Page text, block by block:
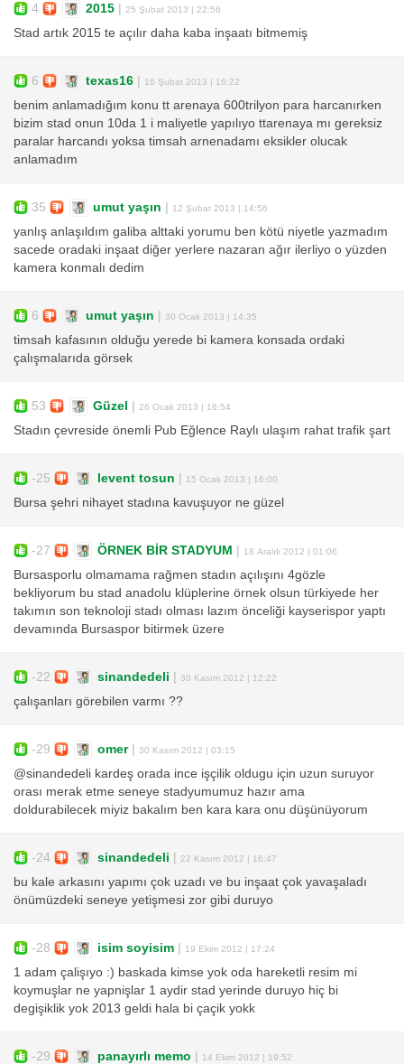
4 2015 | 25 Şubat 2013 | 22:56
Stad artık 2015 te açılır daha kaba inşaatı bitmemiş
6 texas16 | 16 Şubat 2013 | 16:22
benim anlamadığım konu tt arenaya 600trilyon para harcanırken
bizim stad onun 10da 1 i maliyetle yapılıyo ttarenaya mı gereksiz
paralar harcandı yoksa timsah arnenadamı eksikler olucak
anlamadım
35 umut yaşın | 12 Şubat 2013 | 14:56
yanlış anlaşıldım galiba alttaki yorumu ben kötü niyetle yazmadım
sacede oradaki inşaat diğer yerlere nazaran ağır ilerliyo o yüzden
kamera konmalı dedim
6 umut yaşın | 30 Ocak 2013 | 14:35
timsah kafasının olduğu yerede bi kamera konsada ordaki
çalışmalarıda görsek
53 Güzel | 26 Ocak 2013 | 16:54
Stadın çevreside önemli Pub Eğlence Raylı ulaşım rahat trafik şart
-25 levent tosun | 15 Ocak 2013 | 16:00
Bursa şehri nihayet stadına kavuşuyor ne güzel
-27 ÖRNEK BİR STADYUM | 18 Aralık 2012 | 01:06
Bursasporlu olmamama rağmen stadın açılışını 4gözle
bekliyorum bu stad anadolu klüplerine örnek olsun türkiyede her
takımın son teknoloji stadı olması lazım önceliği kayserispor yaptı
devamında Bursaspor bitirmek üzere
-22 sinandedeli | 30 Kasım 2012 | 12:22
çalışanları görebilen varmı ??
-29 omer| 30 Kasım 2012 | 03:15
@sinandedeli kardeş orada ince işçilik oldugu için uzun suruyor
orası merak etme seneye stadyumumuz hazır ama
doldurabilecek miyiz bakalım ben kara kara onu düşünüyorum
-24 sinandedeli | 22 Kasım 2012 | 16:47
bu kale arkasını yapımı çok uzadı ve bu inşaat çok yavaşaladı
önümüzdeki seneye yetişmesi zor gibi duruyo
-28 isim soyisim | 19 Ekim 2012 | 17:24
1 adam çalişıyo :) baskada kimse yok oda hareketli resim mi
koymuşlar ne yapnişlar 1 aydir stad yerinde duruyo hiç bi
degişiklik yok 2013 geldi hala bi çaçik yokk
-29 panayırlı memo | 14 Ekim 2012 | 19:52